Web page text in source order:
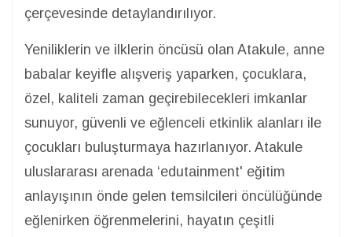
çerçevesinde detaylandırılıyor.
Yeniliklerin ve ilklerin öncüsü olan Atakule, anne
babalar keyifle alışveriş yaparken, çocuklara,
özel, kaliteli zaman geçirebilecekleri imkanlar
sunuyor, güvenli ve eğlenceli etkinlik alanları ile
çocukları buluşturmaya hazırlanıyor. Atakule
uluslararası arenada ‘edutainment' eğitim
anlayışının önde gelen temsilcileri öncülüğünde
eğlenirken öğrenmelerini, hayatın çeşitli